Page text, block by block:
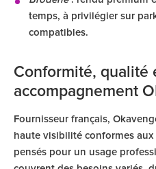
temps, à privilégier sur
compatibles.
Conformité, qualité
accompagnement
Fournisseur français,
haute visibilité conformes
pensés pour un usage